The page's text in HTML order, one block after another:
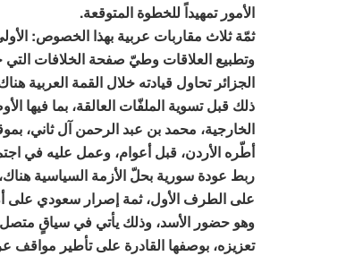
الأمور تمهيداً للخطوة المتوقعة.
ثمّة ثلاث مقاربات عربية بهذا الخصوص:
الجزائر تحاول قيادته خلال القمة العربية
ذلك قبل تسوية الملفّات العالقة، بما فيها
الخارجية، محمد بن عبد الرحمن آل ثاني،
أطّره الأردن، قبل أعوام، وعمل عليه في
ربط عودة سورية بحلّ الأزمة السياسية
على الطرف الأول، ثمة إصرار سعودي على
وهو حضور الأسد، وذلك يأتي في سياقٍ متصل
تعزيزه، بوصفها القادرة على تأطير مواقف